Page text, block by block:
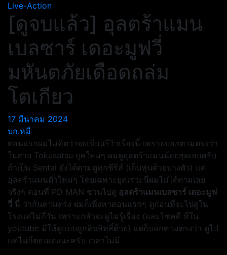
Live-Action
[ดูจบแล้ว] อุลตร้าแมน
เบลซาร์ เดอะมูฟวี่
มหันตภัยเดือดถล่ม
โตเกียว
17 มีนาคม 2024
บก.หมี
ตอนแรกผมไม่คิดว่าจะเขียนรีวิวเรื่องนี้ เพราะบอกตามตรงว่า
ในสาย Tokusatsu ยุคใหม่ๆ ผมดูอุลตร้าแมนน้อยสุดเลยครับ
ถ้าเป็น Sentai ยังได้ตามดูทุกซีรีส์ (เก็บหุ่นด้วยบางตัว) แต่
อุลตร้าแมนตัวใหม่ๆ โดยเฉพาะยุคเรวะนี่ผมไม่ได้ตามเลย
จริงๆ ตอนที่ PD MAN ชวนไปดู อุลตร้าแมนเบลซาร์ เดอะมูฟ
วี่ นี่ ว่ากันตามตรง ผมก็เพิ่งหาตอนแรกๆ ดูก่อนที่จะไปดูใน
โรงแค่ไม่กี่วัน เพราะกลัวจะดูไม่รู้เรื่อง (และโชคดี ที่ใน
youtube มีให้ดูแบบถูกลิขสิทธิ์ด้วย) แต่ก็บอกตามตรงว่า ดูไป
แค่ไม่กี่ตอนเองนะครับ เวลาไม่มี